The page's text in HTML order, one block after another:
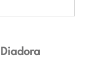
Diadora